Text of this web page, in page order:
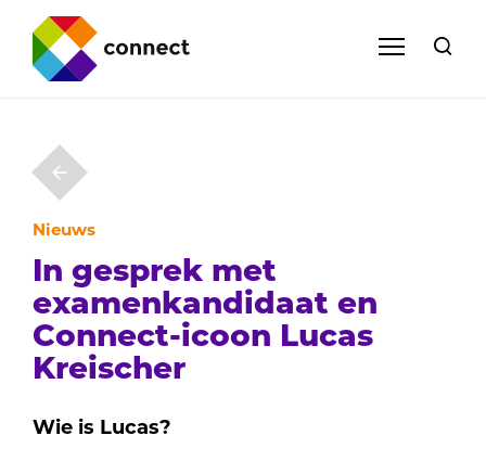
Nieuws
In gesprek met
examenkandidaat en
Connect-icoon Lucas
Kreischer
Wie is Lucas?